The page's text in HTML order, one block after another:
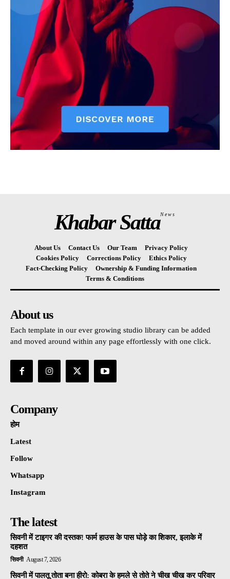
Khabar SattaNews
About Us Contact Us Our Team
Privacy Policy
Cookies Policy
Corrections Policy
Ethics Policy
Fact-Checking Policy
Ownership & Funding Information
Terms & Conditions
About us
Each template in our ever growing studio library can be added
and moved around within any page effortlessly with one click.
Company
होम
Latest
Follow
Whatsapp
Instagram
The latest
सिवनी में टाइगर की दस्तक! फार्म हाउस के पास घोड़े का शिकार, इलाके में
दहशत
सिवनी August 7, 2026
सिवनी में पालतू तोता बना हीरो: कोबरा के हमले से तोते ने चीख चीख कर परिवार